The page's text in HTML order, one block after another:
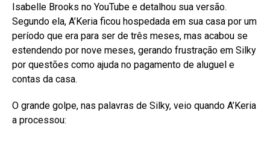
Isabelle Brooks no YouTube e detalhou sua versão.
Segundo ela, A’Keria ficou hospedada em sua casa por um
período que era para ser de três meses, mas acabou se
estendendo por nove meses, gerando frustração em Silky
por questões como ajuda no pagamento de aluguel e
contas da casa.
O grande golpe, nas palavras de Silky, veio quando A’Keria
a processou: